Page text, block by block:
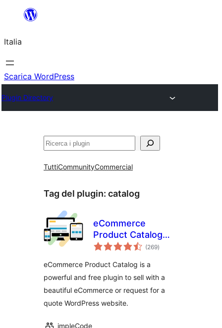
contenuto
Italia
Scarica WordPress
Plugin Directory
Cerca
TuttiCommunityCommercial
Tag del plugin: catalog
eCommerce
Product Catalog
Plugin for
(269valutazioni
totali
)
eCommerce Product Catalog is a
powerful and free plugin to sell with a
beautiful eCommerce or request for a
quote WordPress website.
impleCode